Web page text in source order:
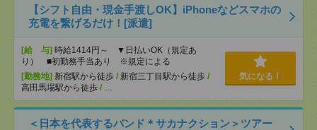
【シフト自由・現金手渡しOK】iPhoneなどスマホの
充電を繋げるだけ！[派遣]
[給 与] 時給1414円～ ▼日払いOK（規定あ
り） ■初勤務手当あり ※規定による
[勤務地] 新宿駅から徒歩 / 新宿三丁目駅から徒歩 /
高田馬場駅から徒歩 / …
気になる！
＜日本を代表するバンド＊サカナクション＞ツアー